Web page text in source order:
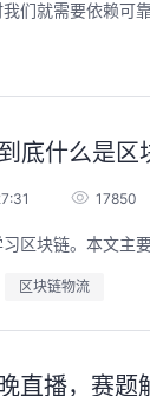
们就需要依赖可
底什么是区
17850
区块链。本文主
区块链物流
播，赛题